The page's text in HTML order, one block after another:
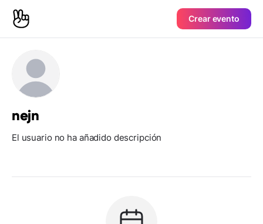
Crear evento
nejn
El usuario no ha añadido descripción